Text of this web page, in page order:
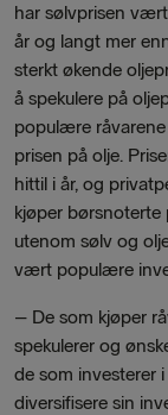
har sølvprisen
år og langt mer
sterkt økende
å spekulere på
populære
prisen på olje.
hittil i år, og
kjøper børsnoterte
utenom sølv og
vært populære
– De som kjøper
spekulerer og
de som investerer
diversifisere sin